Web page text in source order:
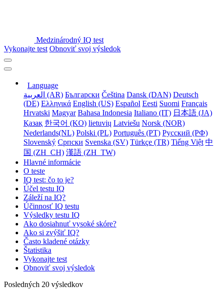
Medzinárodný IQ test
Vykonajte test Obnoviť svoj výsledok
Language
العربية (AR) Български Čeština Dansk (DAN) Deutsch
(DE) Ελληνικά English (US) Español Eesti Suomi Français
Hrvatski Magyar Bahasa Indonesia Italiano (IT) 日本語 (JA)
Қазақ 한국어 (KO) lietuvių Latviešu Norsk (NOR)
Nederlands(NL) Polski (PL) Português (PT) Русский (РФ)
Slovenský Српски Svenska (SV) Türkçe (TR) Tiếng Việt 中
国 (ZH_CH) 漢語 (ZH_TW)
Hlavné informácie
O teste
IQ test: čo to je?
Účel testu IQ
Záleží na IQ?
Účinnosť IQ testu
Výsledky testu IQ
Ako dosiahnuť vysoké skóre?
Ako si zvýšiť IQ?
Často kladené otázky
Štatistika
Vykonajte test
Obnoviť svoj výsledok
Posledných 20 výsledkov